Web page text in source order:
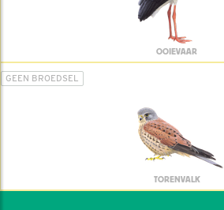
OOIEVAAR
GEEN BROEDSEL
TORENVALK